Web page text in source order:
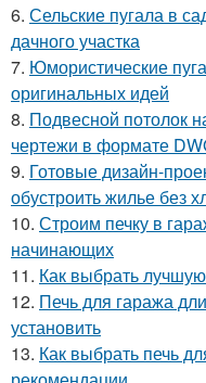
6. Сельские пугала в
дачного участка
7. Юмористические
оригинальных идей
8. Подвесной потолок
чертежи в формате
9. Готовые дизайн-
обустроить жилье без
10. Строим печку в
начинающих
11. Как выбрать
12. Печь для гаража
установить
13. Как выбрать печь